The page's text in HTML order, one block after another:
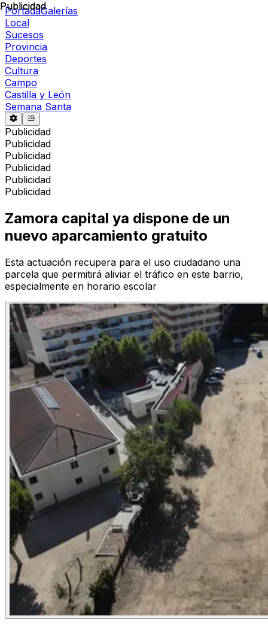
PortadaGalerías
Local
Sucesos
Provincia
Deportes
Cultura
Campo
Castilla y León
Semana Santa
Publicidad
Publicidad
Publicidad
Publicidad
Publicidad
Publicidad
Publicidad
Zamora capital ya dispone de un
nuevo aparcamiento gratuito
Esta actuación recupera para el uso ciudadano una
parcela que permitirá aliviar el tráfico en este barrio,
especialmente en horario escolar
Publicidad